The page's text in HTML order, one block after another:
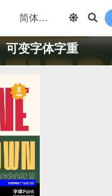
可变字体字重